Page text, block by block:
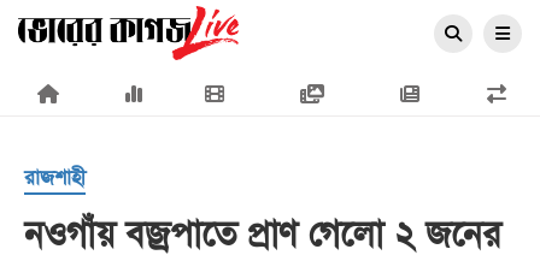
×
রাজশাহী
নওগাঁয় বজ্রপাতে প্রাণ গেলো ২ জনের